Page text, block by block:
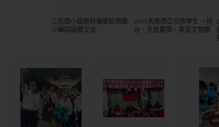
三民國小國樂與偏鄉新樂國
小舞蹈城鄉交流
2015馬來西亞交換學生 －抵
台、生態農場、客家文物館